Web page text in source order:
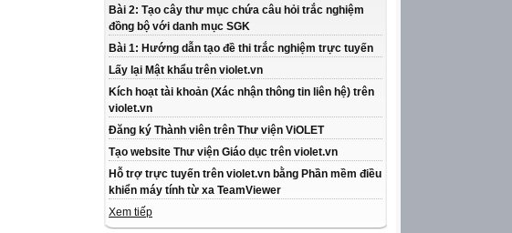
Bài 2: Tạo cây thư mục chứa câu hỏi trắc nghiệm
đồng bộ với danh mục SGK
Bài 1: Hướng dẫn tạo đề thi trắc nghiệm trực tuyến
Lấy lại Mật khẩu trên violet.vn
Kích hoạt tài khoản (Xác nhận thông tin liên hệ) trên
violet.vn
Đăng ký Thành viên trên Thư viện ViOLET
Tạo website Thư viện Giáo dục trên violet.vn
Hỗ trợ trực tuyến trên violet.vn bằng Phần mềm điều
khiển máy tính từ xa TeamViewer
Xem tiếp